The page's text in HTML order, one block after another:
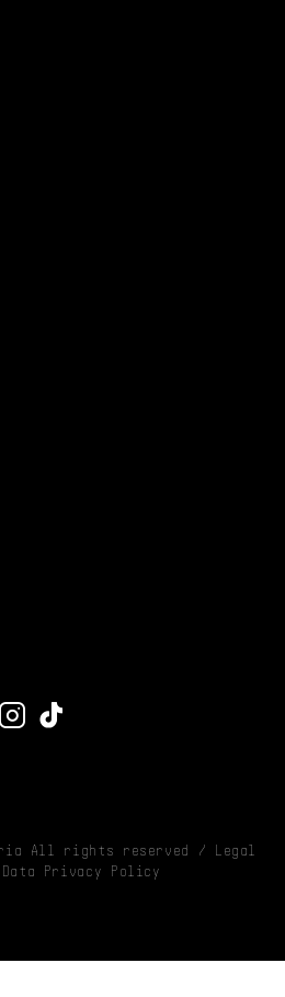
All rights reserved / Legal
Data Privacy Policy